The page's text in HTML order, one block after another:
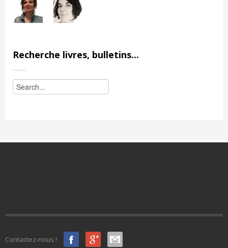
Recherche livres, bulletins...
Contactez-nous !